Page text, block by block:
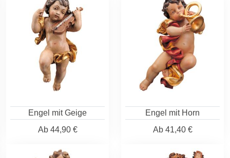
Engel mit Geige
Ab44,90 €
Engel mit Horn
Ab41,40 €